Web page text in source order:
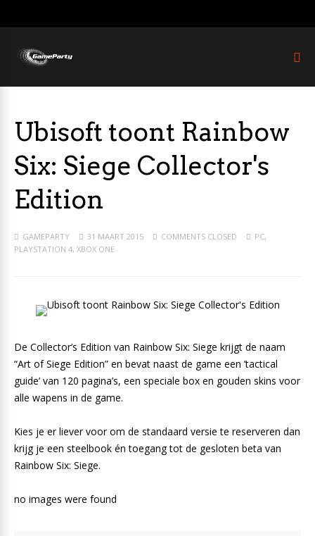
Ubisoft toont Rainbow
Six: Siege Collector's
Edition
GAMEPARTY 31 MAART 2015 COMMENTS CLOSED PC,
PLAYSTATION 4, XBOX ONE
De Collector’s Edition van Rainbow Six: Siege krijgt de naam
“Art of Siege Edition” en bevat naast de game een ’tactical
guide’ van 120 pagina’s, een speciale box en gouden skins voor
alle wapens in de game.
Kies je er liever voor om de standaard versie te reserveren dan
krijg je een steelbook én toegang tot de gesloten beta van
Rainbow Six: Siege.
no images were found